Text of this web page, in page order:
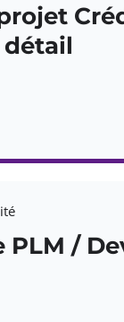
détail
PLM /